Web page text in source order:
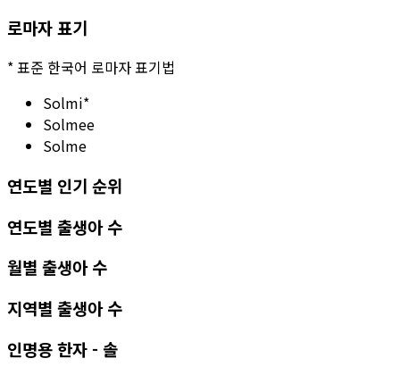
로마자 표기
*표준 한국어 로마자 표기법
Solmi*
Solmee
Solme
연도별 인기 순위
연도별 출생아 수
월별 출생아 수
지역별 출생아 수
인명용 한자 - 솔